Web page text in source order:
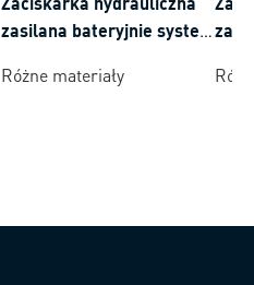
zasilana bateryjnie system
zakres zaciskania 16-400
Różne materiały